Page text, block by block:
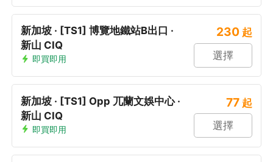
新加坡 · [TS1] 博覽地鐵站B出口 ·
新山 CIQ
即買即用
230 起
選擇
新加坡 · [TS1] Opp 兀蘭文娛中心 ·
新山 CIQ
即買即用
77 起
選擇